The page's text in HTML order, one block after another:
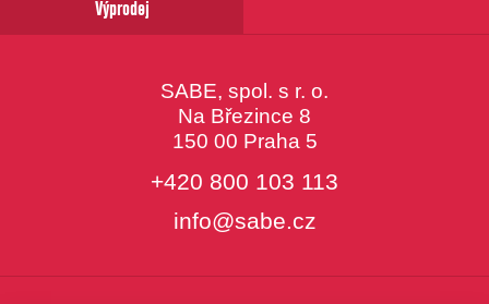
Výprodej
SABE, spol. s r. o.
Na Březince 8
150 00 Praha 5
+420 800 103 113
info@sabe.cz